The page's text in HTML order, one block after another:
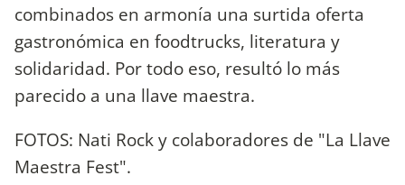
combinados en armonía una surtida oferta
gastronómica en foodtrucks, literatura y
solidaridad. Por todo eso, resultó lo más
parecido a una llave maestra.
FOTOS: Nati Rock y colaboradores de "La Llave
Maestra Fest".